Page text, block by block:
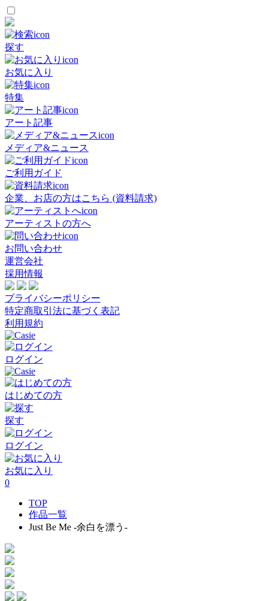
探す
お気に入り
特集
アート記事
メディア&ニュース
ご利用ガイド
企業、お店の方はこちら (資料請求)
アーティストの方へ
お問い合わせ
運営会社
採用情報
プライバシーポリシー
特定商取引法に基づく表記
利用規約
ログイン
はじめての方
探す
ログイン
お気に入り
0
TOP
作品一覧
Just Be Me -余白を漂う-